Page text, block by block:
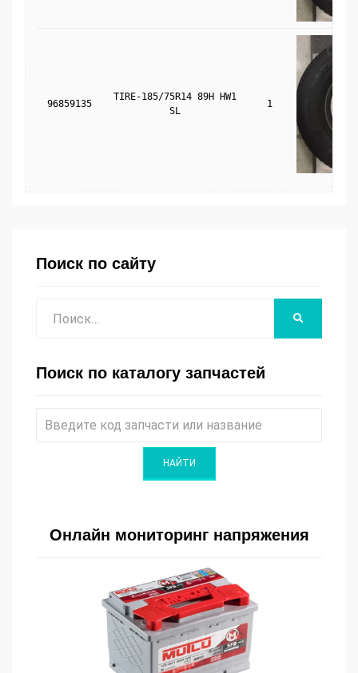
96859135
TIRE-185/75R14 89H HW1
SL
1
Поиск по сайту
Поиск по каталогу запчастей
Онлайн мониторинг напряжения